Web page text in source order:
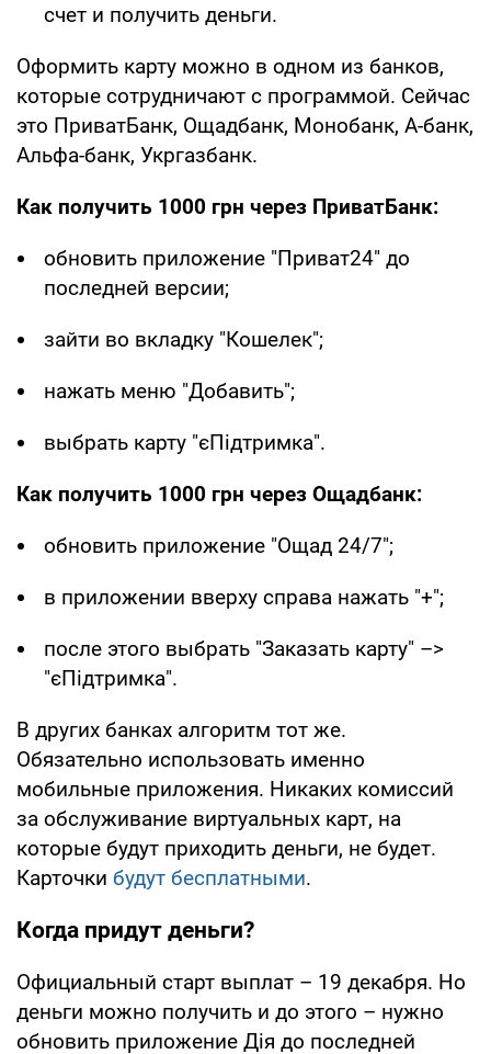
счет и получить деньги.
Оформить карту можно в одном из банков,
которые сотрудничают с программой. Сейчас
это ПриватБанк, Ощадбанк, Монобанк, А-банк,
Альфа-банк, Укргазбанк.
Как получить 1000 грн через ПриватБанк:
обновить приложение "Приват24" до
последней версии;
зайти во вкладку "Кошелек";
нажать меню "Добавить";
выбрать карту "єПідтримка".
Как получить 1000 грн через Ощадбанк:
обновить приложение "Ощад 24/7";
в приложении вверху справа нажать "+";
после этого выбрать "Заказать карту" –>
"єПідтримка".
В других банках алгоритм тот же.
Обязательно использовать именно
мобильные приложения. Никаких комиссий
за обслуживание виртуальных карт, на
которые будут приходить деньги, не будет.
Карточки будут бесплатными.
Когда придут деньги?
Официальный старт выплат – 19 декабря. Но
деньги можно получить и до этого – нужно
обновить приложение Дія до последней